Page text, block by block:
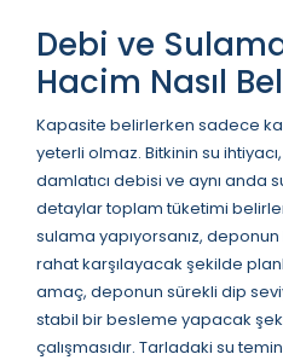
Debi ve
Hacim Nasıl
Kapasite belirlerken sadece
yeterli olmaz. Bitkinin su
damlatıcı debisi ve aynı anda
detaylar toplam tüketimi
sulama yapıyorsanız,
rahat karşılayacak şekilde
amaç, deponun sürekli dip
stabil bir besleme yapacak
çalışmasıdır. Tarladaki su